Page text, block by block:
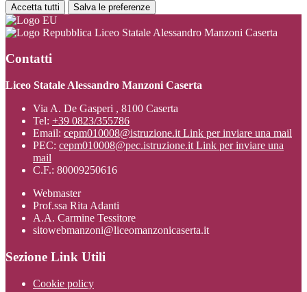
Accetta tutti Salva le preferenze
Liceo Statale Alessandro Manzoni Caserta
Contatti
Liceo Statale Alessandro Manzoni Caserta
Via A. De Gasperi , 8100 Caserta
Tel: +39 0823/355786
Email: cepm010008@istruzione.it Link per inviare una mail
PEC: cepm010008@pec.istruzione.it Link per inviare una
mail
C.F.: 80009250616
Webmaster
Prof.ssa Rita Adanti
A.A. Carmine Tessitore
sitowebmanzoni@liceomanzonicaserta.it
Sezione Link Utili
Cookie policy